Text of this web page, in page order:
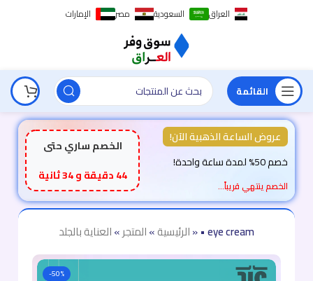
العراق السعودية مصر الإمارات
القائمة
عروض الساعة الذهبية الآن!
خصم 50% لمدة ساعة واحدة!
الخصم ينتهي قريباً…
الخصم ساري حتى
44 دقيقة و 32 ثانية
الرئيسية»المتجر»العناية بالجلد »• eye cream
-50%